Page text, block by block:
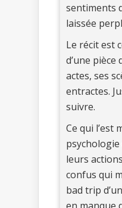
sentiments
laissée
Le récit est
d’une pièce
actes, ses
entractes.
suivre.
Ce qui l’est
leurs
confus qui
bad trip